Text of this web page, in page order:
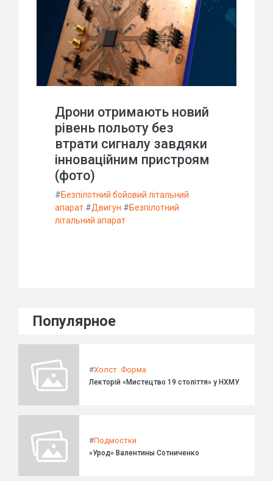
Дрони отримають новий
рівень польоту без
втрати сигналу завдяки
інноваційним пристроям
(фото)
#Безпілотний бойовий літальний
апарат #Двигун #Безпілотний
літальний апарат
Популярное
#Холст. Форма
Лекторій «Мистецтво 19 століття» у НХМУ
#Подмостки
»Урод» Валентины Сотниченко